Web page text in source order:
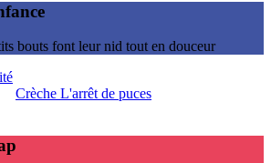
bouts font leur nid tout en douceur
Crèche L'arrêt de puces